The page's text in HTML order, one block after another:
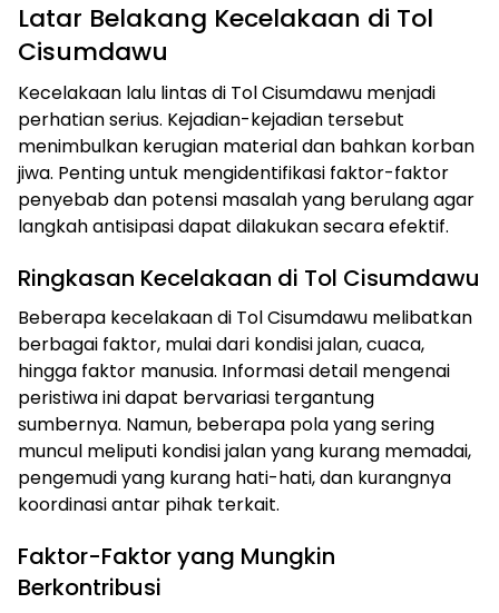
Latar Belakang Kecelakaan di Tol
Cisumdawu
Kecelakaan lalu lintas di Tol Cisumdawu menjadi
perhatian serius. Kejadian-kejadian tersebut
menimbulkan kerugian material dan bahkan korban
jiwa. Penting untuk mengidentifikasi faktor-faktor
penyebab dan potensi masalah yang berulang agar
langkah antisipasi dapat dilakukan secara efektif.
Ringkasan Kecelakaan di Tol Cisumdawu
Beberapa kecelakaan di Tol Cisumdawu melibatkan
berbagai faktor, mulai dari kondisi jalan, cuaca,
hingga faktor manusia. Informasi detail mengenai
peristiwa ini dapat bervariasi tergantung
sumbernya. Namun, beberapa pola yang sering
muncul meliputi kondisi jalan yang kurang memadai,
pengemudi yang kurang hati-hati, dan kurangnya
koordinasi antar pihak terkait.
Faktor-Faktor yang Mungkin
Berkontribusi